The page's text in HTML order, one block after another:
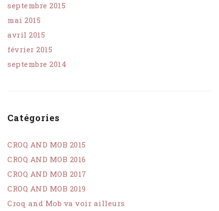
septembre 2015
mai 2015
avril 2015
février 2015
septembre 2014
Catégories
CROQ AND MOB 2015
CROQ AND MOB 2016
CROQ AND MOB 2017
CROQ AND MOB 2019
Croq and Mob va voir ailleurs